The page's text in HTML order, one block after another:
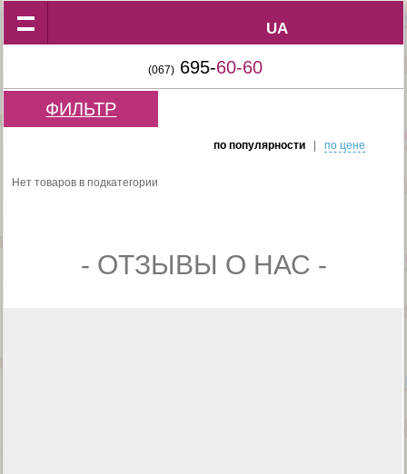
UA
UA
(067) 695-60-60
ФИЛЬТР
по популярности| по цене
Нет товаров в подкатегории
- ОТЗЫВЫ О НАС -